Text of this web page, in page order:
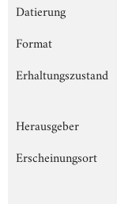
Datierung
Format
Erhaltungszustand
Herausgeber
Erscheinungsort